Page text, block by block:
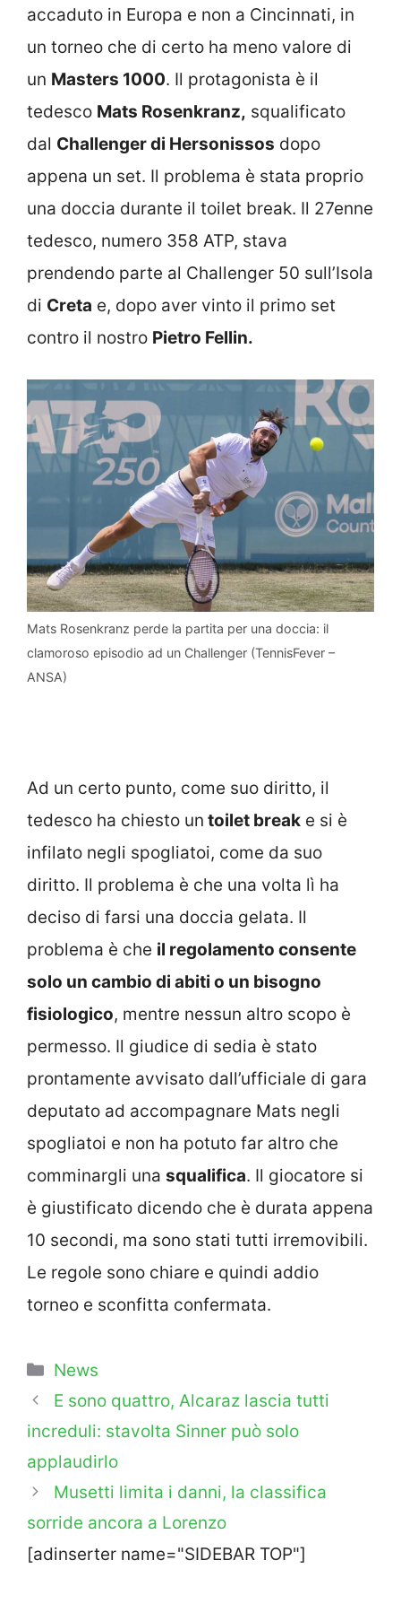
accaduto in Europa e non a Cincinnati, in
un torneo che di certo ha meno valore di
un Masters 1000. Il protagonista è il
tedesco Mats Rosenkranz, squalificato
dal Challenger di Hersonissos dopo
appena un set. Il problema è stata proprio
una doccia durante il toilet break. Il 27enne
tedesco, numero 358 ATP, stava
prendendo parte al Challenger 50 sull’Isola
di Creta e, dopo aver vinto il primo set
contro il nostro Pietro Fellin.
Mats Rosenkranz perde la partita per una doccia: il
clamoroso episodio ad un Challenger (TennisFever –
ANSA)
Ad un certo punto, come suo diritto, il
tedesco ha chiesto un toilet break e si è
infilato negli spogliatoi, come da suo
diritto. Il problema è che una volta lì ha
deciso di farsi una doccia gelata. Il
problema è che il regolamento consente
solo un cambio di abiti o un bisogno
fisiologico, mentre nessun altro scopo è
permesso. Il giudice di sedia è stato
prontamente avvisato dall’ufficiale di gara
deputato ad accompagnare Mats negli
spogliatoi e non ha potuto far altro che
comminargli una squalifica. Il giocatore si
è giustificato dicendo che è durata appena
10 secondi, ma sono stati tutti irremovibili.
Le regole sono chiare e quindi addio
torneo e sconfitta confermata.
Categorie
News
E sono quattro, Alcaraz lascia tutti
increduli: stavolta Sinner può solo
applaudirlo
Musetti limita i danni, la classifica
sorride ancora a Lorenzo
[adinserter name="SIDEBAR TOP"]